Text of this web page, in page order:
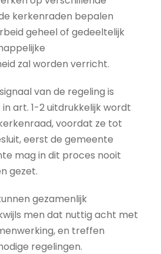
kerkenraden bepalen
geheel of gedeeltelijk
zal worden verricht.
van de regeling is
art. 1-2 uitdrukkelijk wordt
voordat ze tot
eerst de gemeente
mag in dit proces nooit
gezet.
gezamenlijk
men dat nuttig acht met
en treffen
regelingen.